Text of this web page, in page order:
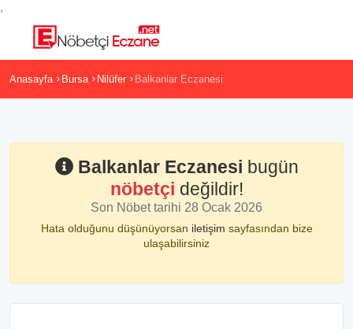
Anasayfa Bursa Nilüfer Balkanlar Eczanesi
Balkanlar Eczanesi bugün
nöbetçi değildir!
Son Nöbet tarihi 28 Ocak 2026
Hata olduğunu düşünüyorsan iletişim sayfasından bize
ulaşabilirsiniz